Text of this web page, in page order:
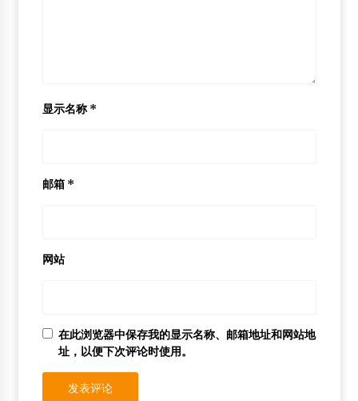
显示名称 *
邮箱 *
网站
在此浏览器中保存我的显示名称、邮箱地址和网站地
址，以便下次评论时使用。